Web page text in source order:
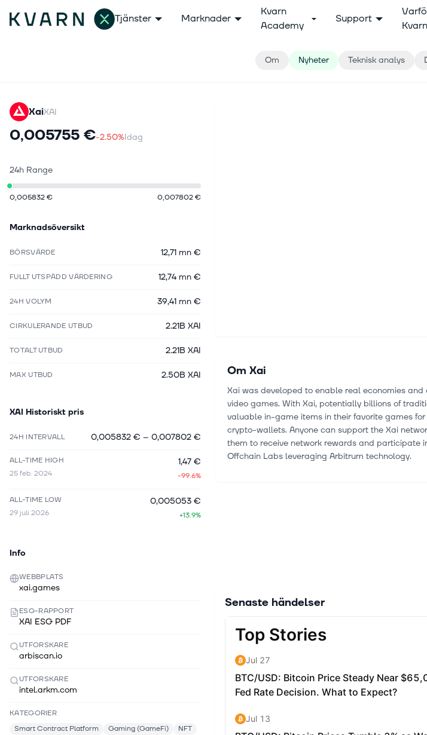
Tjänster Marknader
Kvarn
Academy
Support
Om Nyheter Teknisk analys
XaiXAI
0,005755 €-2.50%Idag
24h Range
0,005832 € 0,007802 €
Marknadsöversikt
BÖRSVÄRDE 12,71 mn €
FULLT UTSPÄDD VÄRDERING 12,74 mn €
24H VOLYM 39,41 mn €
CIRKULERANDE UTBUD 2.21B XAI
TOTALT UTBUD 2.21B XAI
MAX UTBUD 2.50B XAI
XAI Historiskt pris
24H INTERVALL 0,005832 € – 0,007802 €
ALL-TIME HIGH
25 feb. 2024
1,47 €
-99.6%
ALL-TIME LOW
29 juli 2026
0,005053 €
+13.9%
Info
WEBBPLATS
xai.games
ESG-RAPPORT
XAI ESG PDF
UTFORSKARE
arbiscan.io
UTFORSKARE
intel.arkm.com
KATEGORIER
Smart Contract Platform
Gaming (GameFi)
NFT
Om Xai
Xai was developed to enable real economies
video games. With Xai, potentially billions of
valuable in-game items in their favorite games
crypto-wallets. Anyone can support the Xai
them to receive network rewards and participate
Offchain Labs leveraging Arbitrum technology.
Senaste händelser